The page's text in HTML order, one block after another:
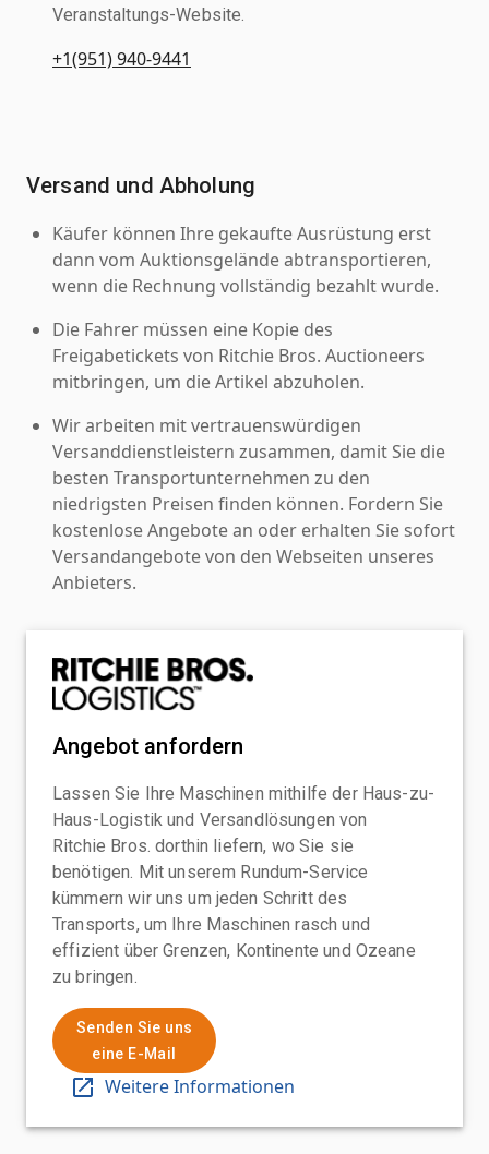
Veranstaltungs-Website.
+1(951) 940-9441
Versand und Abholung
Käufer können Ihre gekaufte Ausrüstung erst
dann vom Auktionsgelände abtransportieren,
wenn die Rechnung vollständig bezahlt wurde.
Die Fahrer müssen eine Kopie des
Freigabetickets von Ritchie Bros. Auctioneers
mitbringen, um die Artikel abzuholen.
Wir arbeiten mit vertrauenswürdigen
Versanddienstleistern zusammen, damit Sie die
besten Transportunternehmen zu den
niedrigsten Preisen finden können. Fordern Sie
kostenlose Angebote an oder erhalten Sie sofort
Versandangebote von den Webseiten unseres
Anbieters.
Angebot anfordern
Lassen Sie Ihre Maschinen mithilfe der Haus-zu-
Haus-Logistik und Versandlösungen von
Ritchie Bros. dorthin liefern, wo Sie sie
benötigen. Mit unserem Rundum-Service
kümmern wir uns um jeden Schritt des
Transports, um Ihre Maschinen rasch und
effizient über Grenzen, Kontinente und Ozeane
zu bringen.
Senden Sie uns
eine E-Mail
Weitere Informationen